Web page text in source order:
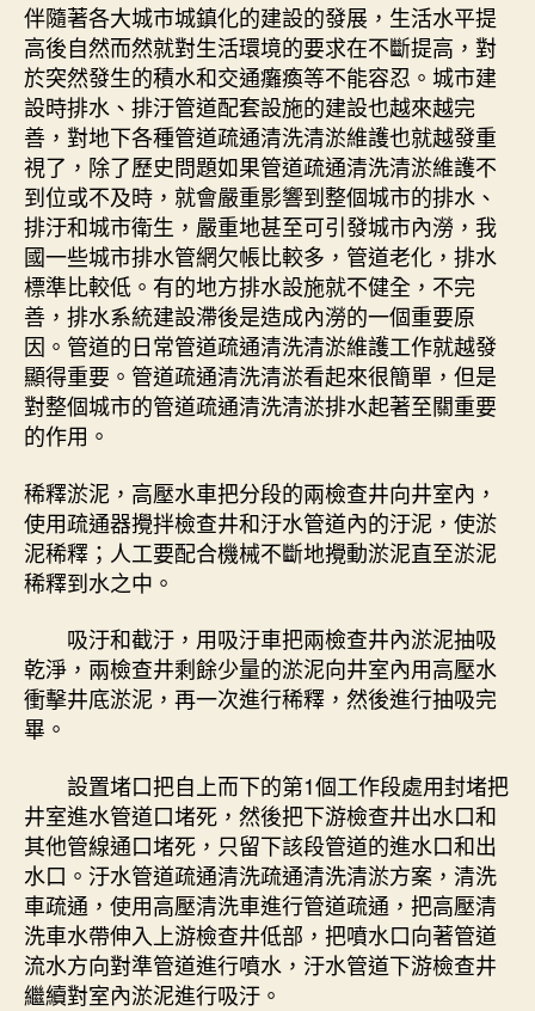
伴隨著各大城市城鎮化的建設的發展，生活水平提
高後自然而然就對生活環境的要求在不斷提高，對
於突然發生的積水和交通癱瘓等不能容忍。城市建
設時排水、排汙管道配套設施的建設也越來越完
善，對地下各種管道疏通清洗清淤維護也就越發重
視了，除了歷史問題如果管道疏通清洗清淤維護不
到位或不及時，就會嚴重影響到整個城市的排水、
排汙和城市衛生，嚴重地甚至可引發城市內澇，我
國一些城市排水管網欠帳比較多，管道老化，排水
標準比較低。有的地方排水設施就不健全，不完
善，排水系統建設滯後是造成內澇的一個重要原
因。管道的日常管道疏通清洗清淤維護工作就越發
顯得重要。管道疏通清洗清淤看起來很簡單，但是
對整個城市的管道疏通清洗清淤排水起著至關重要
的作用。
稀釋淤泥，高壓水車把分段的兩檢查井向井室內，
使用疏通器攪拌檢查井和汙水管道內的汙泥，使淤
泥稀釋；人工要配合機械不斷地攪動淤泥直至淤泥
稀釋到水之中。
吸汙和截汙，用吸汙車把兩檢查井內淤泥抽吸
乾淨，兩檢查井剩餘少量的淤泥向井室內用高壓水
衝擊井底淤泥，再一次進行稀釋，然後進行抽吸完
畢。
設置堵口把自上而下的第1個工作段處用封堵把
井室進水管道口堵死，然後把下游檢查井出水口和
其他管線通口堵死，只留下該段管道的進水口和出
水口。汙水管道疏通清洗疏通清洗清淤方案，清洗
車疏通，使用高壓清洗車進行管道疏通，把高壓清
洗車水帶伸入上游檢查井低部，把噴水口向著管道
流水方向對準管道進行噴水，汙水管道下游檢查井
繼續對室內淤泥進行吸汙。